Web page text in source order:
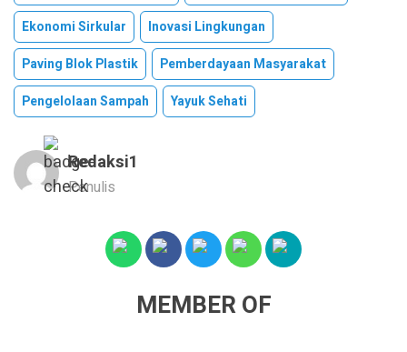
Ekonomi Sirkular
Inovasi Lingkungan
Paving Blok Plastik
Pemberdayaan Masyarakat
Pengelolaan Sampah
Yayuk Sehati
Redaksi1
Penulis
MEMBER OF